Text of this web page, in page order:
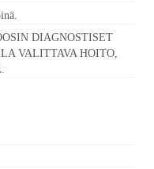
DIAGNOSTISET
VALITTAVA HOITO,